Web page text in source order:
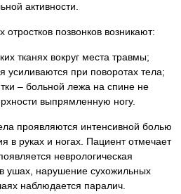
активности.
позвонков возникают:
тканях вокруг места травмы;
при поворотах тела;
– больной лежа на спине не
выпрямленную ногу.
проявляются интенсивной болью
в руках и ногах. Пациент отмечает
неврологическая
ушах, нарушение сухожильных
наблюдается паралич.